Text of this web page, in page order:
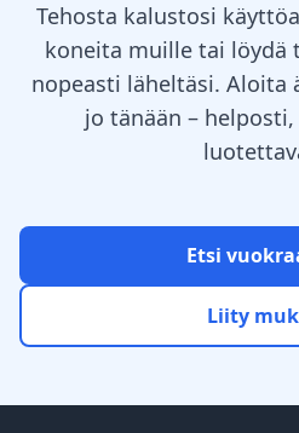
Tehosta kalustosi
koneita muille tai löydä
nopeasti läheltäsi. Aloita
jo tänään –
Etsi
Liity